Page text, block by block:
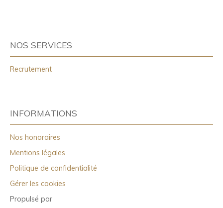
NOS SERVICES
Recrutement
INFORMATIONS
Nos honoraires
Mentions légales
Politique de confidentialité
Gérer les cookies
Propulsé par